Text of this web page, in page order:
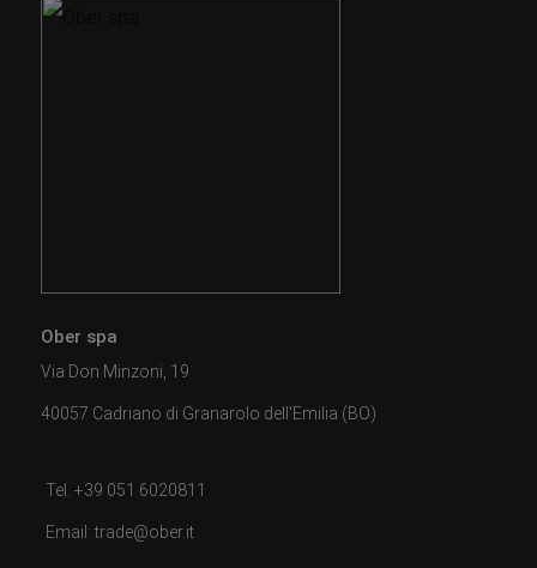
Ober spa
Via Don Minzoni, 19
40057 Cadriano di Granarolo dell'Emilia (BO)
Tel. +39 051 6020811
Email: trade@ober.it